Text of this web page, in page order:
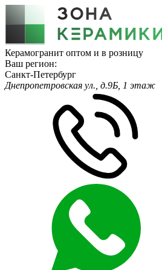
Керамогранит оптом и в розницу
Ваш регион:
Санкт-Петербург
Днепропетровская ул., д.9Б, 1 этаж